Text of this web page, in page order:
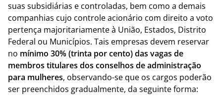
suas subsidiárias e controladas, bem como a demais
companhias cujo controle acionário com direito a voto
pertença majoritariamente à União, Estados, Distrito
Federal ou Municípios. Tais empresas devem reservar
no mínimo 30% (trinta por cento) das vagas de
membros titulares dos conselhos de administração
para mulheres, observando-se que os cargos poderão
ser preenchidos gradualmente, da seguinte forma: